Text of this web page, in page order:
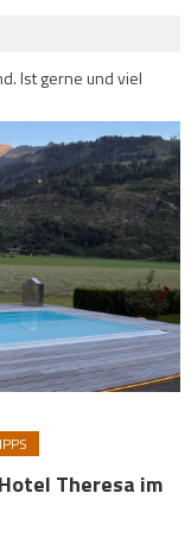
Ist gerne und viel
Theresa im